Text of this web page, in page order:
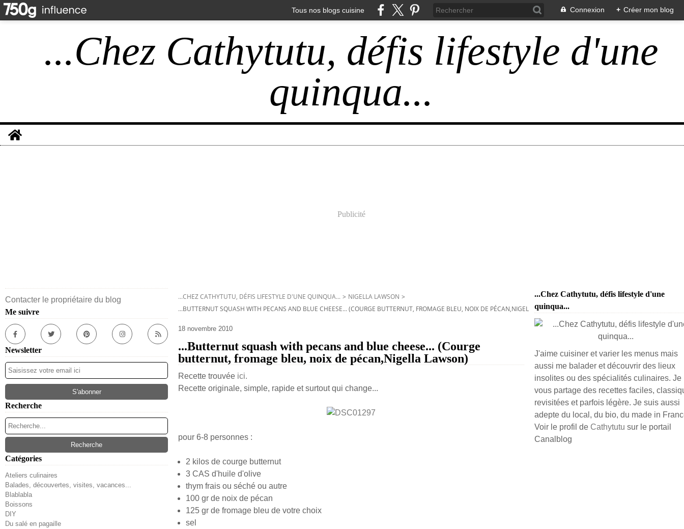
Tous nos blogs cuisine Connexion + Créer mon blog
...Chez Cathytutu, défis lifestyle d'une
quinqua...
Home
Publicité
Contacter le propriétaire du blog
Me suivre
Newsletter
Recherche
Catégories
Ateliers culinaires
Balades, découvertes, visites, vacances...
Blablabla
Boissons
DIY
Du salé en pagaille
...CHEZ CATHYTUTU, DÉFIS LIFESTYLE D'UNE QUINQUA... > NIGELLA LAWSON >
...BUTTERNUT SQUASH WITH PECANS AND BLUE CHEESE... (COURGE BUTTERNUT, FROMAGE BLEU, NOIX DE PÉCAN,NIGELLA LAWSON)
18 novembre 2010
...Butternut squash with pecans and blue cheese... (Courge
butternut, fromage bleu, noix de pécan,Nigella Lawson)
Recette trouvée ici.
Recette originale, simple, rapide et surtout qui change...
pour 6-8 personnes :
2 kilos de courge butternut
3 CAS d'huile d'olive
thym frais ou séché ou autre
100 gr de noix de pécan
125 gr de fromage bleu de votre choix
sel
...Chez Cathytutu, défis lifestyle d'une
quinqua...
J'aime cuisiner et varier les menus mais
aussi me balader et découvrir des lieux
insolites ou des spécialités culinaires. Je
vous partage des recettes faciles,
revisitées et parfois légère. Je suis aussi
adepte du local, du bio, du made in
Voir le profil de Cathytutu sur le portail
Canalblog